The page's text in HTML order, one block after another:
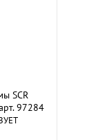
SCR
97284